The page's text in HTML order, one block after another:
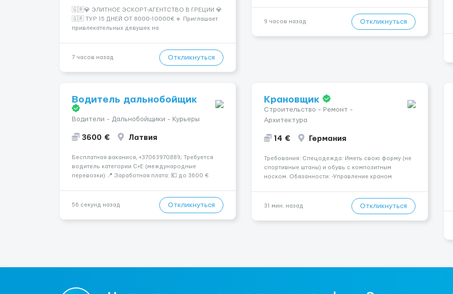
🇬🇷💎 ЭЛИТНОЕ ЭСКОРТ-АГЕНТСТВО В ГРЕЦИИ 💎
🇬🇷 ТУР 15 ДНЕЙ ОТ 8000-10000€ 🔹 Приглашает
привлекательных девушек на
хорошие деньги 💶 — это предложение для тебя! 🔹
7 часов назад Откликнуться
заработная плата 💚Мы гарантируем Наличие
9 часов назад Откликнуться
Водитель дальнобойщик
Водители - Дальнобойщики - Курьеры
3600 € Латвия
Бесплатная ваканися, +37063970889; Требуется
водитель категории C+E (международные
перевозки) 📍 Заработная плата: 💶 до 3600 €
рефрижераторах. В среднем 400–500 км в день.
56 секунд назад Откликнуться
Крановщик
Строительство - Ремонт -
Архитектура
14 € Германия
Требования: Спецодежда: Иметь свою форму (не
спортивные штаны) и обувь с композитным
носком. Обязанности: -Управление краном
инструкций по безопасности. -Опыт управления
различными типами кранов (моб...
31 мин. назад Откликнуться